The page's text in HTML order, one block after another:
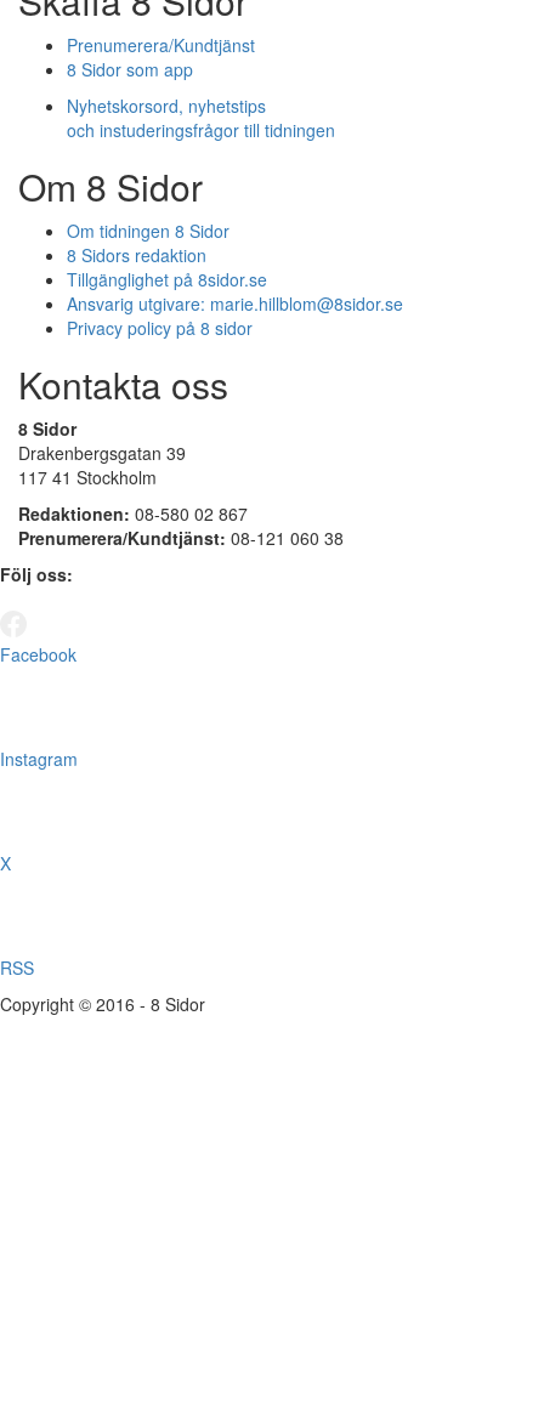
Prenumerera/Kundtjänst
8 Sidor som app
Nyhetskorsord, nyhetstips
och instuderingsfrågor till tidningen
Om 8 Sidor
Om tidningen 8 Sidor
8 Sidors redaktion
Tillgänglighet på 8sidor.se
Ansvarig utgivare: marie.hillblom@8sidor.se
Privacy policy på 8 sidor
Kontakta oss
8 Sidor
Drakenbergsgatan 39
117 41 Stockholm
Redaktionen: 08-580 02 867
Prenumerera/Kundtjänst: 08-121 060 38
Följ oss:
Facebook
Instagram
X
RSS
Copyright © 2016 - 8 Sidor